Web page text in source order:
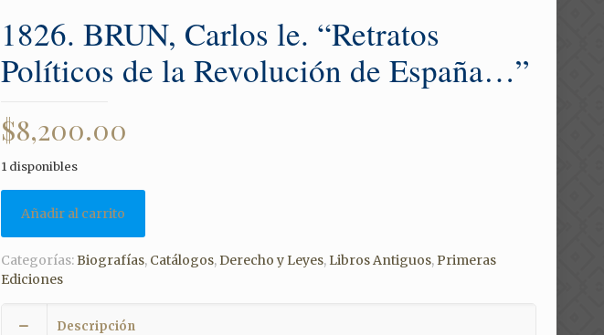
1826. BRUN, Carlos le. “Retratos
Políticos de la Revolución de España…”
$8,200.00
1 disponibles
Añadir al carrito
Categorías:Biografías, Catálogos,Derecho y Leyes, Libros Antiguos,Primeras
Ediciones
Descripción